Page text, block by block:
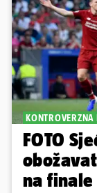
KONTROVERZNA
FOTO
na finale